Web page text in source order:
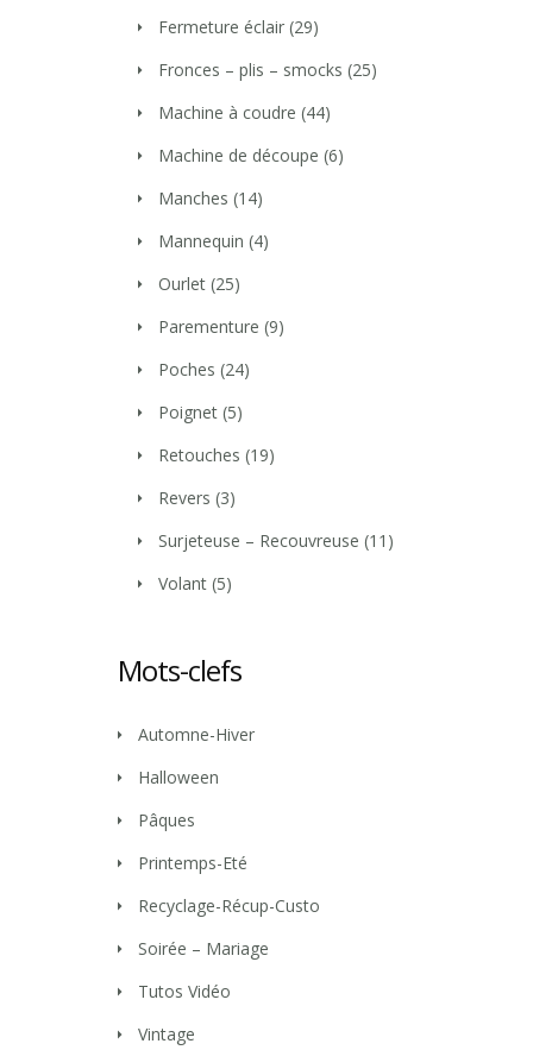
Fermeture éclair (29)
Fronces – plis – smocks (25)
Machine à coudre (44)
Machine de découpe (6)
Manches (14)
Mannequin (4)
Ourlet (25)
Parementure (9)
Poches (24)
Poignet (5)
Retouches (19)
Revers (3)
Surjeteuse – Recouvreuse (11)
Volant (5)
Mots-clefs
Automne-Hiver
Halloween
Pâques
Printemps-Eté
Recyclage-Récup-Custo
Soirée – Mariage
Tutos Vidéo
Vintage